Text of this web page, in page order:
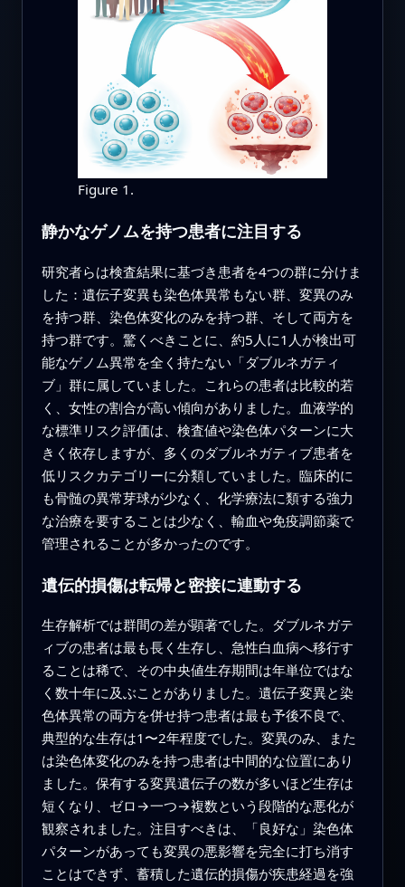
Figure 1.
静かなゲノムを持つ患者に注目する
研究者らは検査結果に基づき患者を4つの群に分けま
した：遺伝子変異も染色体異常もない群、変異のみ
を持つ群、染色体変化のみを持つ群、そして両方を
持つ群です。驚くべきことに、約5人に1人が検出可
能なゲノム異常を全く持たない「ダブルネガティ
ブ」群に属していました。これらの患者は比較的若
く、女性の割合が高い傾向がありました。血液学的
な標準リスク評価は、検査値や染色体パターンに大
きく依存しますが、多くのダブルネガティブ患者を
低リスクカテゴリーに分類していました。臨床的に
も骨髄の異常芽球が少なく、化学療法に類する強力
な治療を要することは少なく、輸血や免疫調節薬で
管理されることが多かったのです。
遺伝的損傷は転帰と密接に連動する
生存解析では群間の差が顕著でした。ダブルネガテ
ィブの患者は最も長く生存し、急性白血病へ移行す
ることは稀で、その中央値生存期間は年単位ではな
く数十年に及ぶことがありました。遺伝子変異と染
色体異常の両方を併せ持つ患者は最も予後不良で、
典型的な生存は1〜2年程度でした。変異のみ、また
は染色体変化のみを持つ患者は中間的な位置にあり
ました。保有する変異遺伝子の数が多いほど生存は
短くなり、ゼロ→一つ→複数という段階的な悪化が
観察されました。注目すべきは、「良好な」染色体
パターンがあっても変異の悪影響を完全に打ち消す
ことはできず、蓄積した遺伝的損傷が疾患経過を強